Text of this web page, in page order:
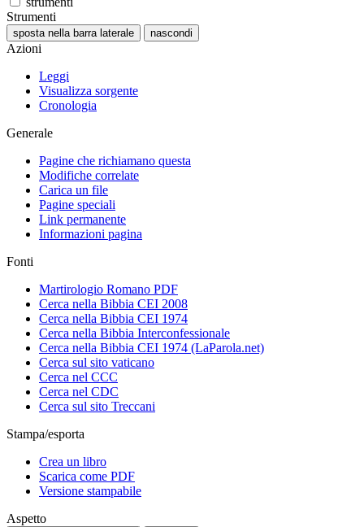
Strumenti
sposta nella barra laterale nascondi
Azioni
Leggi
Visualizza sorgente
Cronologia
Generale
Pagine che richiamano questa
Modifiche correlate
Carica un file
Pagine speciali
Link permanente
Informazioni pagina
Fonti
Martirologio Romano PDF
Cerca nella Bibbia CEI 2008
Cerca nella Bibbia CEI 1974
Cerca nella Bibbia Interconfessionale
Cerca nella Bibbia CEI 1974 (LaParola.net)
Cerca sul sito vaticano
Cerca nel CCC
Cerca nel CDC
Cerca sul sito Treccani
Stampa/esporta
Crea un libro
Scarica come PDF
Versione stampabile
Aspetto